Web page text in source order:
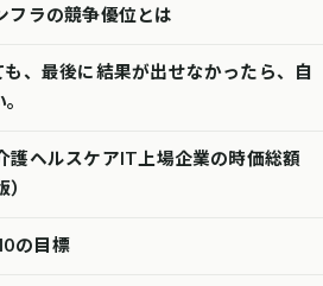
フラの競争優位とは
、最後に結果が出せなかったら、自
護ヘルスケアIT上場企業の時価総額
の目標